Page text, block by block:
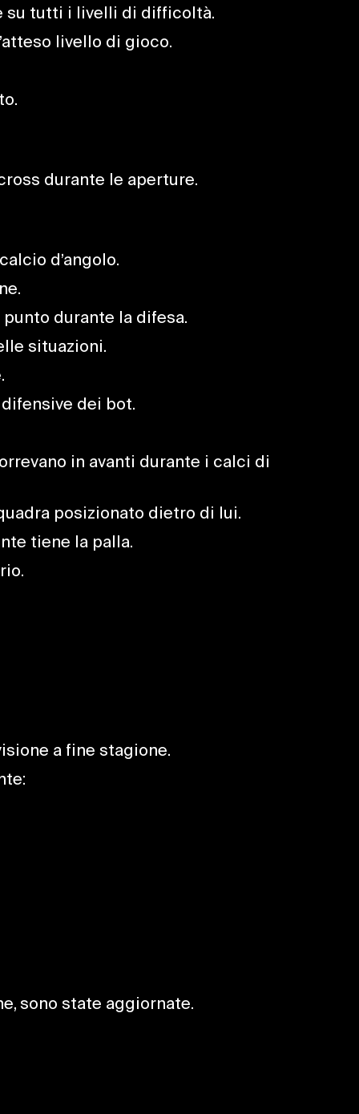
su tutti i livelli di difficoltà.
livello di gioco.
durante le aperture.
d’angolo.
durante la difesa.
situazioni.
dei bot.
in avanti durante i calci di
posizionato dietro di lui.
tiene la palla.
a fine stagione.
sono state aggiornate.